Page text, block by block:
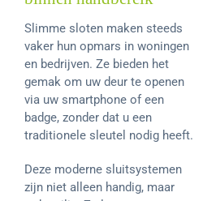
Slimme sloten maken steeds
vaker hun opmars in woningen
en bedrijven. Ze bieden het
gemak om uw deur te openen
via uw smartphone of een
badge, zonder dat u een
traditionele sleutel nodig heeft.
Deze moderne sluitsystemen
zijn niet alleen handig, maar